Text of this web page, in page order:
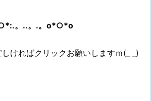
。..。.。o*○*o
ければクリックお願いしますｍ(_ _)